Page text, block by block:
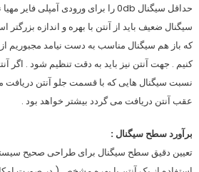
حداقل سیگنال 0db را برای ورودی آمپلی فایر مهیا نماید . در محل های با
سیگنال ضعیف باید از آنتن با بهره و اندازه بزرگتر
که باز هم سیگنال مناسب به دست نیامد مجبوریم از
کنیم . جهت آنتن نیز باید به دقت تنظیم شود . اگر
نسبت سیگنال هایی که با قسمت جلو آنتن دریافت
عقب آنتن دریافت می گردد بیشتر خواهد بود .
برآورد سطح سیگنال :
تعیین دقیق سطح سیگنال برای طراحی صحیح